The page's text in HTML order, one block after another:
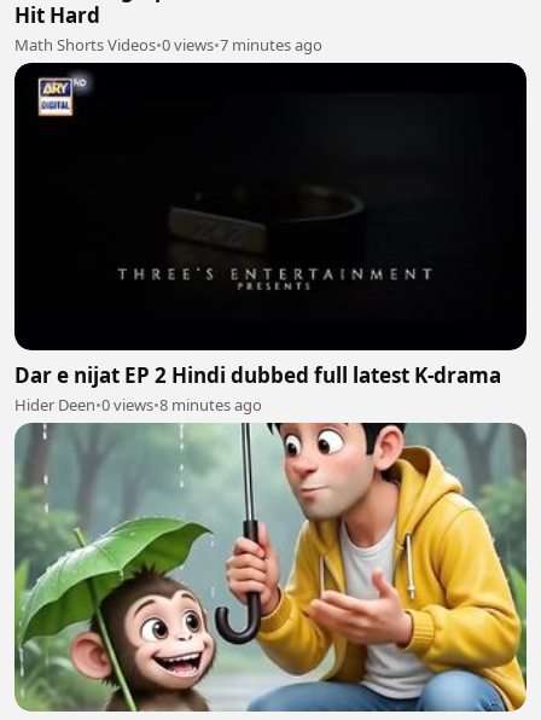
Hit Hard
Math Shorts Videos•0 views•7 minutes ago
Dar e nijat EP 2 Hindi dubbed full latest K-drama
Hider Deen•0 views•8 minutes ago